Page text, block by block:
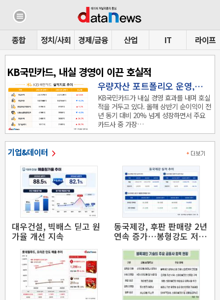
종합 정치/사회 경제/금융 산업 IT 라이프
KB국민카드, 내실 경영이 이끈 호실적
우량자산 포트폴리오 운영,…
KB국민카드가 내실 경영 효과를 내며 호실
적을 거두고 있다. 올해 상반기 순이익이 전
년 동기 대비 20% 넘게 성장하면서 주요
카드사 중 가장…
기업&데이터
대우건설, 빅배스 딛고 원
가율 개선 지속
동국제강, 후판 판매량 2년
연속 증가…봉형강도 저점
탈출